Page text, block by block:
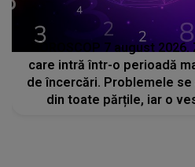
HOROSCOP 7 august
care intră într-o perioadă
de încercări. Problemele se
din toate părțile, iar o